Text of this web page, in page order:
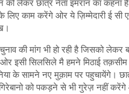
लेकर छात्र नेता इमरान का कहना
काम करेंगे ओर ये ज़िम्मेदारी ई सी
चुनाव की मांग भी हो रही है जिसको
इसी सिलसिले मै हमने मिठाई
के सामने नए मुक़ाम पर
गिरेबानो को पकड़ने से भी गुरेज़ नहीं